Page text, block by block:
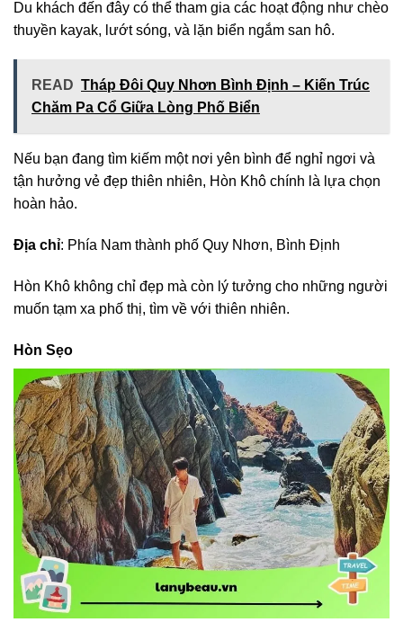
Du khách đến đây có thể tham gia các hoạt động như chèo
thuyền kayak, lướt sóng, và lặn biển ngắm san hô.
READ Tháp Đôi Quy Nhơn Bình Định – Kiến Trúc
Chăm Pa Cổ Giữa Lòng Phố Biển
Nếu bạn đang tìm kiếm một nơi yên bình để nghỉ ngơi và
tận hưởng vẻ đẹp thiên nhiên, Hòn Khô chính là lựa chọn
hoàn hảo.
Địa chỉ: Phía Nam thành phố Quy Nhơn, Bình Định
Hòn Khô không chỉ đẹp mà còn lý tưởng cho những người
muốn tạm xa phố thị, tìm về với thiên nhiên.
Hòn Sẹo